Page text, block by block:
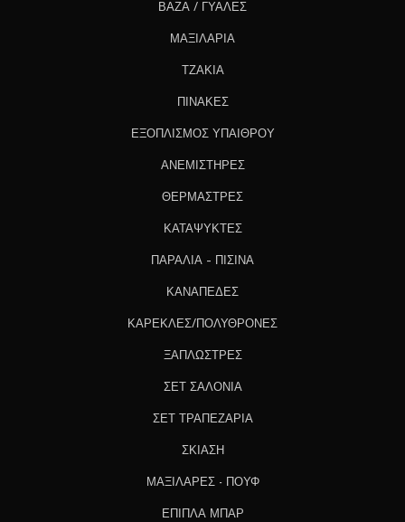
ΒΑΖΑ / ΓΥΑΛΕΣ
ΜΑΞΙΛΑΡΙΑ
ΤΖΑΚΙΑ
ΠΙΝΑΚΕΣ
ΕΞΟΠΛΙΣΜΟΣ ΥΠΑΙΘΡΟΥ
ΑΝΕΜΙΣΤΗΡΕΣ
ΘΕΡΜΑΣΤΡΕΣ
ΚΑΤΑΨΥΚΤΕΣ
ΠΑΡΑΛΙΑ – ΠΙΣΙΝΑ
ΚΑΝΑΠΕΔΕΣ
ΚΑΡΕΚΛΕΣ/ΠΟΛΥΘΡΟΝΕΣ
ΞΑΠΛΩΣΤΡΕΣ
ΣΕΤ ΣΑΛΟΝΙΑ
ΣΕΤ ΤΡΑΠΕΖΑΡΙΑ
ΣΚΙΑΣΗ
ΜΑΞΙΛΑΡΕΣ - ΠΟΥΦ
ΕΠΙΠΛΑ ΜΠΑΡ